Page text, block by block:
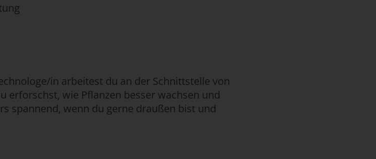
in arbeitest du an der Schnittstelle von
erforschst, wie Pflanzen besser wachsen und
spannend, wenn du gerne draußen bist und